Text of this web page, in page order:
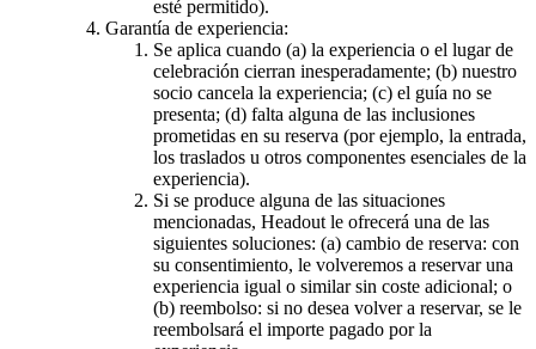
esté permitido).
Garantía de experiencia:
Se aplica cuando (a) la experiencia o el lugar de
celebración cierran inesperadamente; (b) nuestro
socio cancela la experiencia; (c) el guía no se
presenta; (d) falta alguna de las inclusiones
prometidas en su reserva (por ejemplo, la entrada,
los traslados u otros componentes esenciales de la
experiencia).
Si se produce alguna de las situaciones
mencionadas, Headout le ofrecerá una de las
siguientes soluciones: (a) cambio de reserva: con
su consentimiento, le volveremos a reservar una
experiencia igual o similar sin coste adicional; o
(b) reembolso: si no desea volver a reservar, se le
reembolsará el importe pagado por la